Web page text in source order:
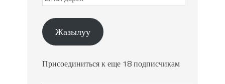
Жазылуу
Присоединиться к еще 18 подписчикам